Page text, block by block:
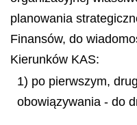
planowania
Finansów, do
Kierunków KAS:
1) po pierwszym,
obowiązywania - do